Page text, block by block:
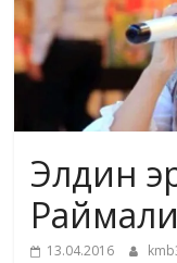
Элдин
13.04.2016